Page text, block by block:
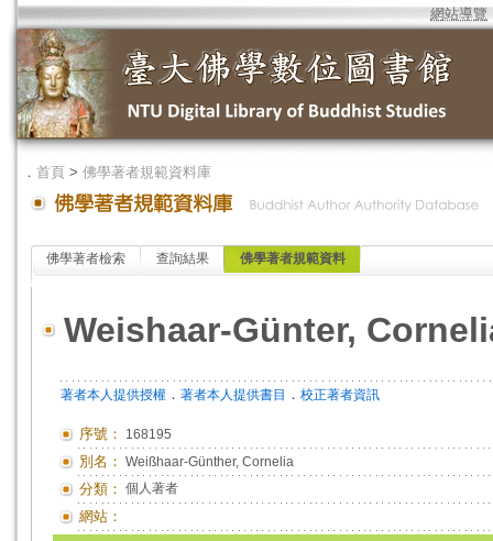
網站導覽
． 首頁 > 佛學著者規範資料庫
佛學著者檢索 查詢結果 佛學著者規範資料
Weishaar-Günter,
著者本人提供授權 ． 著者本人提供書目 ． 校正著者資訊
序號： 168195
別名： Weißhaar-Günther, Cornelia
分類： 個人著者
網站：